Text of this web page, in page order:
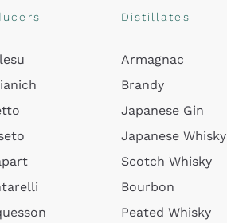
Distillates
Armagnac
Brandy
Japanese Gin
Japanese Whisky
Scotch Whisky
Bourbon
Peated Whisky